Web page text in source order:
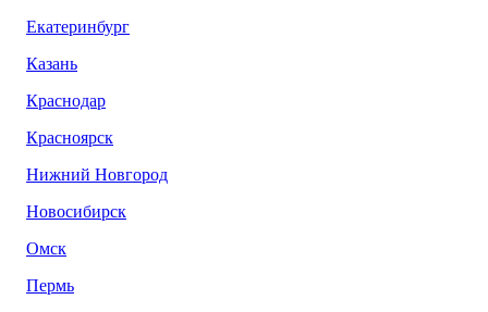
Екатеринбург
Казань
Краснодар
Красноярск
Нижний Новгород
Новосибирск
Омск
Пермь